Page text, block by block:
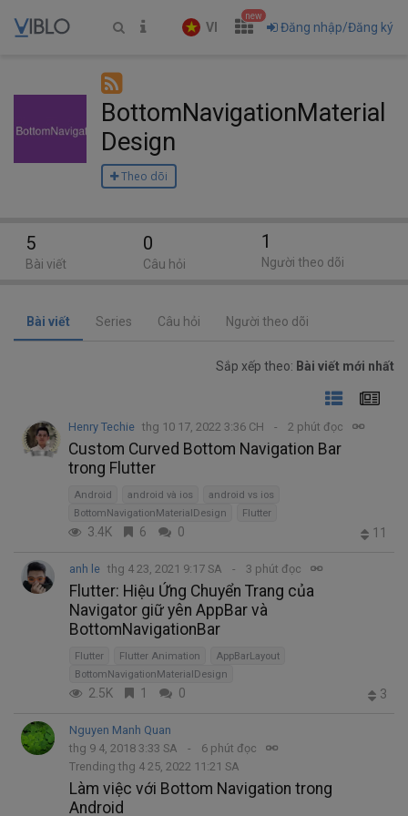
VI
new
Đăng nhập/Đăng ký
BottomNavigationMaterial
Design
Theo dõi
Bài viết Series Câu hỏi Người theo dõi
Sắp xếp theo: Bài viết mới nhất
Henry Techie thg 10 17, 2022 3:36 CH 2 phút đọc
Custom Curved Bottom Navigation Bar
trong Flutter
Android android và ios
android vs ios
BottomNavigationMaterialDesign
Flutter
3.4K 6 0 11
anh le thg 4 23, 2021 9:17 SA 3 phút đọc
Flutter: Hiệu Ứng Chuyển Trang của
Navigator giữ yên AppBar và
BottomNavigationBar
Flutter Flutter Animation
AppBarLayout
BottomNavigationMaterialDesign
2.5K 1 0 3
Nguyen Manh Quan
thg 9 4, 2018 3:33 SA
6 phút đọc
Trending thg 4 25, 2022 11:21 SA
Làm việc với Bottom Navigation trong
Android
5
Bài viết
0
Câu hỏi
1
Người theo dõi